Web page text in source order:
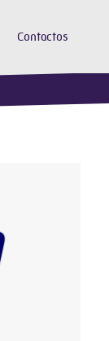
Contactos